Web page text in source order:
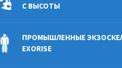
С ВЫСОТЫ
ПРОМЫШЛЕННЫЕ
EXORISE